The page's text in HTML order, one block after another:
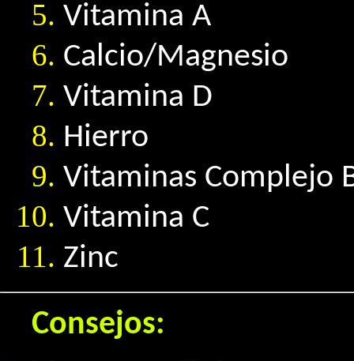
Vitamina A
Calcio/Magnesio
Vitamina D
Hierro
Vitaminas Complejo
Vitamina C
Zinc
Consejos: